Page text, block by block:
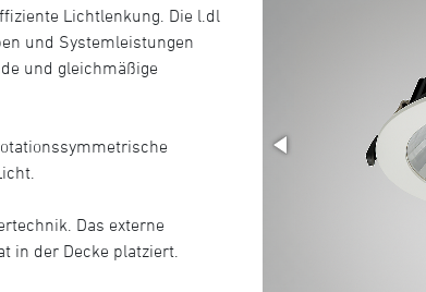
Lichtlenkung. Die l.dl
und Systemleistungen
und gleichmäßige
Das externe
in der Decke platziert.